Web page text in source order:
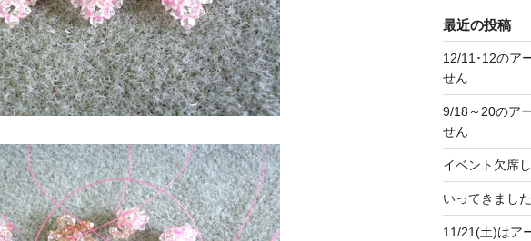
最近の投稿
12/11･12のア
せん
9/18～20のア
せん
イベント欠席
いってきまし
11/21(土)はア